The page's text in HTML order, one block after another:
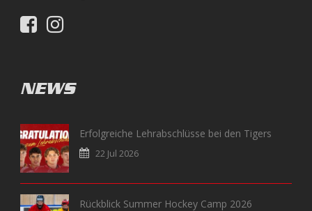
NEWS
Erfolgreiche Lehrabschlüsse bei den Tigers
22 Jul 2026
Rückblick Summer Hockey Camp 2026